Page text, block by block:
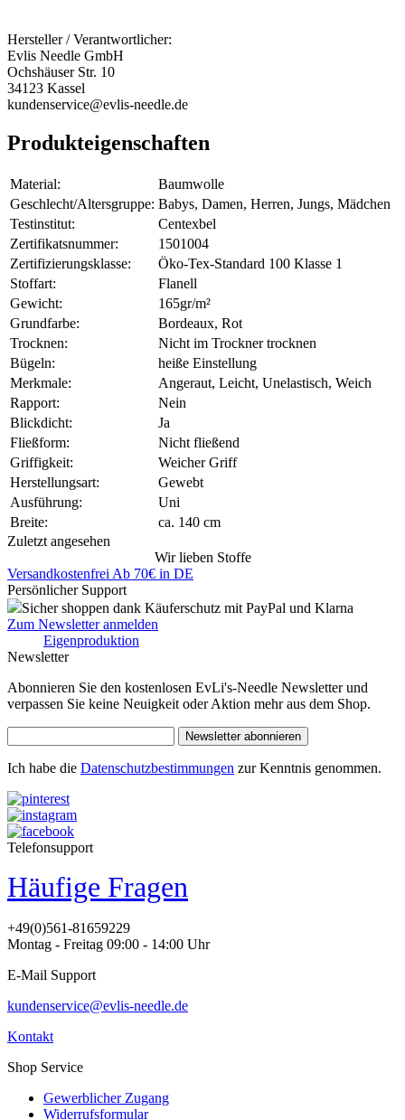
Hersteller / Verantwortlicher:
Evlis Needle GmbH
Ochshäuser Str. 10
34123 Kassel
kundenservice@evlis-needle.de
Produkteigenschaften
Material:
Baumwolle
Geschlecht/Altersgruppe: Babys, Damen, Herren, Jungs, Mädchen
Testinstitut:
Centexbel
Zertifikatsnummer:
1501004
Zertifizierungsklasse:
Öko-Tex-Standard 100 Klasse 1
Stoffart:
Flanell
Gewicht:
165gr/m²
Grundfarbe:
Bordeaux, Rot
Trocknen:
Nicht im Trockner trocknen
Bügeln:
heiße Einstellung
Merkmale:
Angeraut, Leicht, Unelastisch, Weich
Rapport:
Nein
Blickdicht:
Ja
Fließform:
Nicht fließend
Griffigkeit:
Weicher Griff
Herstellungsart:
Gewebt
Ausführung:
Uni
Breite:
ca. 140 cm
Zuletzt angesehen
Wir lieben Stoffe
Versandkostenfrei Ab 70€ in DE
Persönlicher Support
Sicher shoppen dank Käuferschutz mit PayPal und Klarna
Zum Newsletter anmelden
Eigenproduktion
Newsletter
Abonnieren Sie den kostenlosen EvLi's-Needle Newsletter und
verpassen Sie keine Neuigkeit oder Aktion mehr aus dem Shop.
Newsletter abonnieren
Ich habe die Datenschutzbestimmungen zur Kenntnis genommen.
Telefonsupport
Häufige Fragen
+49(0)561-81659229
Montag - Freitag 09:00 - 14:00 Uhr
E-Mail Support
kundenservice@evlis-needle.de
Kontakt
Shop Service
Gewerblicher Zugang
Widerrufsformular